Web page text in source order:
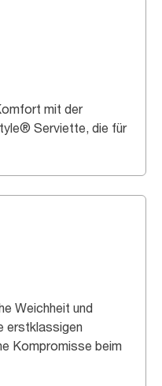
mit der
Serviette, die für
Weichheit und
erstklassigen
Kompromisse beim